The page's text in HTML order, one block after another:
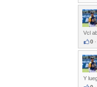
Vcl
0 ·
Y